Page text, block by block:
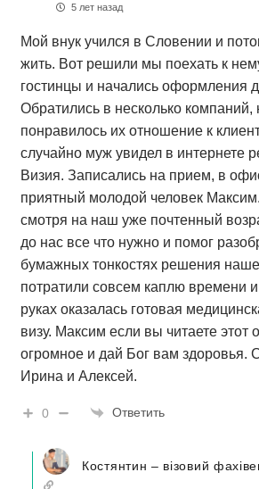
5 лет назад
Мой внук учился в Словении и
жить. Вот решили мы поехать к
гостинцы и начались оформления
Обратились в несколько компаний,
понравилось их отношение к
случайно муж увидел в интернете
Визия. Записались на прием, в
приятный молодой человек
смотря на наш уже почтенный
до нас все что нужно и помог
бумажных тонкостях решения
потратили совсем каплю времени и
руках оказалась готовая
визу. Максим если вы читаете этот
огромное и дай Бог вам здоровья.
Ирина и Алексей.
0 Ответить
Костянтин – візовий